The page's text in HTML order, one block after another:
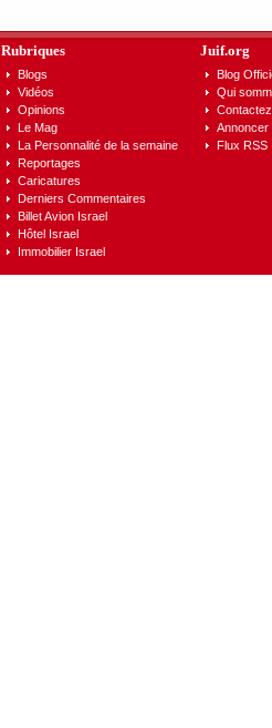
Rubriques
Blogs
Vidéos
Opinions
Le Mag
La Personnalité de la semaine
Reportages
Caricatures
Derniers Commentaires
Billet Avion Israel
Hôtel Israel
Immobilier Israel
Juif.org
Blog
Qui
Annoncer
Flux RSS